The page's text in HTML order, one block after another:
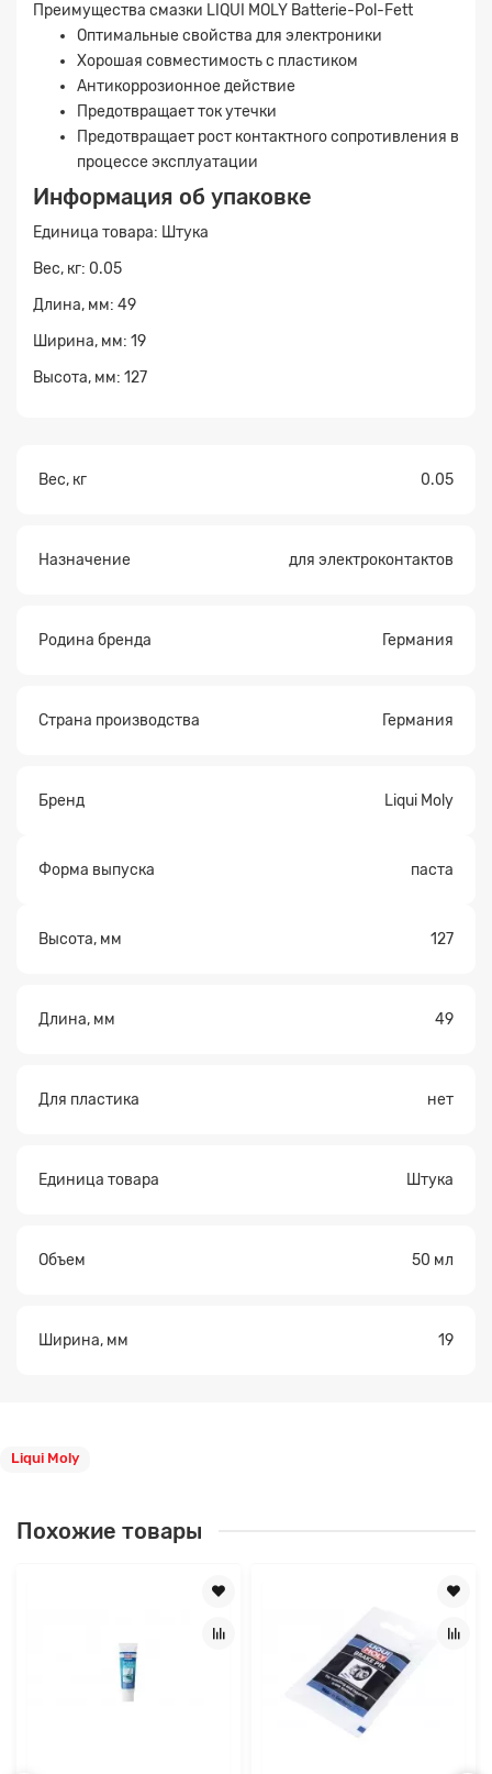
Преимущества смазки LIQUI MOLY Batterie-Pol-Fett
Оптимальные свойства для электроники
Хорошая совместимость с пластиком
Антикоррозионное действие
Предотвращает ток утечки
Предотвращает рост контактного сопротивления в
процессе эксплуатации
Информация об упаковке
Единица товара: Штука
Вес, кг: 0.05
Длина, мм: 49
Ширина, мм: 19
Высота, мм: 127
Вес, кг 0.05
Назначение для электроконтактов
Родина бренда Германия
Страна производства Германия
Бренд Liqui Moly
Форма выпуска паста
Высота, мм 127
Длина, мм 49
Для пластика нет
Единица товара Штука
Объем 50 мл
Ширина, мм 19
Liqui Moly
Похожие товары
Заявка на расчет
Прикрепите